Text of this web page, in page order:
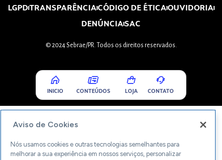
LGPDTRANSPARÊNCIACÓDIGO DE ÉTICAOUVIDORIA
DENÚNCIASAC
© 2024 Sebrae/PR. Todos os direitos reservados.
INICIO CONTEÚDOS LOJA CONTATO
Aviso de Cookies
Nós usamos cookies e outras tecnologias semelhantes para
melhorar a sua experiência em nossos serviços, personalizar